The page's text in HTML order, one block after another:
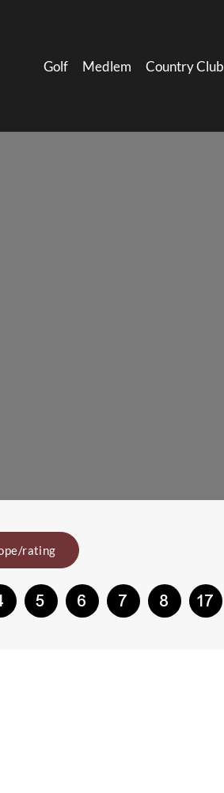
Golf Medlem Country Club
rating
5 6 7 8 17